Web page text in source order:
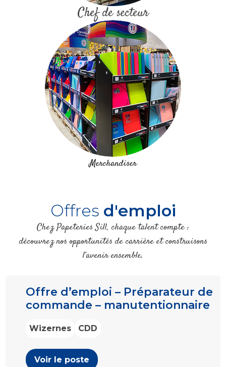
Chef de secteur
Merchandiser
Offres d'emploi
Chez Papeteries Sill, chaque talent compte :
découvrez nos opportunités de carrière et construisons
l’avenir ensemble.
Offre d’emploi – Préparateur de
commande – manutentionnaire
Wizernes CDD
Voir le poste